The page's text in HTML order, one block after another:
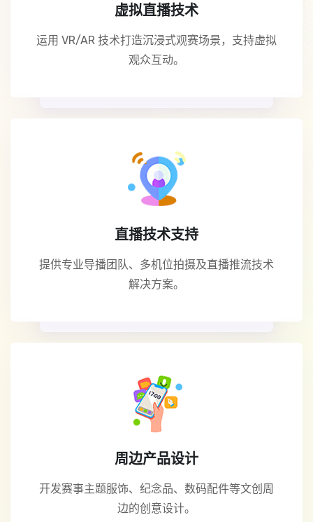
虚拟直播技术
运用 VR/AR 技术打造沉浸式观赛场景，支持虚拟
观众互动。
直播技术支持
提供专业导播团队、多机位拍摄及直播推流技术
解决方案。
周边产品设计
开发赛事主题服饰、纪念品、数码配件等文创周
边的创意设计。